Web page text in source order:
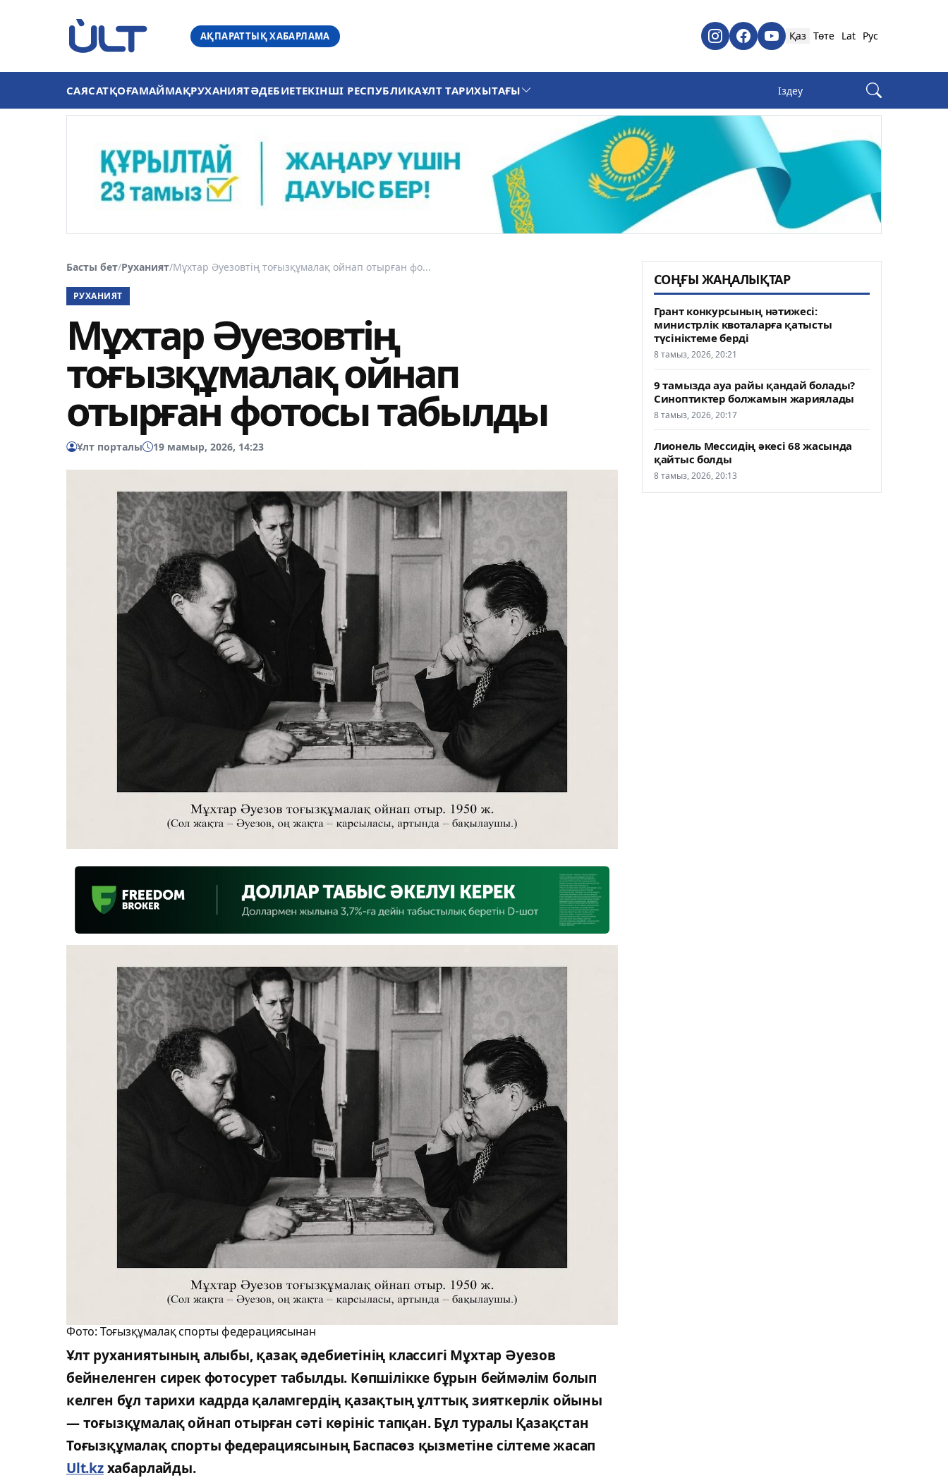
АҚПАРАТТЫҚ ХАБАРЛАМА Қаз Төте Lat Рус
САЯСАТҚОҒАМАЙМАҚРУХАНИЯТӘДЕБИЕТЕКІНШІ РЕСПУБЛИКАҰЛТ ТАРИХЫТАҒЫ
Басты бет/Руханият/Мұхтар Әуезовтің тоғызқұмалақ ойнап отырған фо...
РУХАНИЯТ
Мұхтар Әуезовтің
тоғызқұмалақ ойнап
отырған фотосы табылды
Ұлт порталы 19 мамыр, 2026, 14:23
Фото: Тоғызқұмалақ спорты федерациясынан
Ұлт руханиятының алыбы, қазақ әдебиетінің классигі Мұхтар Әуезов
бейнеленген сирек фотосурет табылды. Көпшілікке бұрын беймәлім болып
келген бұл тарихи кадрда қаламгердің қазақтың ұлттық зияткерлік ойыны
— тоғызқұмалақ ойнап отырған сәті көрініс тапқан. Бұл туралы Қазақстан
Тоғызқұмалақ спорты федерациясының Баспасөз қызметіне сілтеме жасап
Ult.kzхабарлайды.
СОҢҒЫ ЖАҢАЛЫҚТАР
Грант конкурсының нәтижесі:
министрлік квоталарға қатысты
түсініктеме берді
8 тамыз, 2026, 20:21
9 тамызда ауа райы қандай болады?
Синоптиктер болжамын жариялады
8 тамыз, 2026, 20:17
Лионель Мессидің әкесі 68 жасында
қайтыс болды
8 тамыз, 2026, 20:13